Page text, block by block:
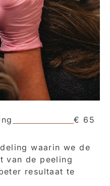
€ 65
waarin we de
van de peeling
resultaat te